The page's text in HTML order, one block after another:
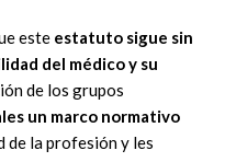
este estatuto sigue sin
del médico y su
de los grupos
un marco normativo
de la profesión y les